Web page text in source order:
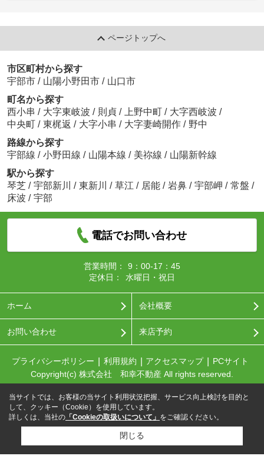
ページトップへ
市区町村から探す
宇部市 / 山陽小野田市 / 山口市
町名から探す
西小串 / 大字東岐波 / 則貞 / 上野中町 / 大字西岐波 /
中央町 / 東梶返 / 大字小串 / 大字妻崎開作 / 野中
路線から探す
宇部線 / 小野田線 / 山陽本線 / 美祢線 / 山陽新幹線
駅から探す
琴芝 / 宇部新川 / 東新川 / 草江 / 居能 / 岩鼻 / 宇部岬 / 常盤 /
床波 / 宇部
電話でお問い合わせ
営業時間：
9：00-17：45
定休日：
水曜日・祝日
ホーム 会社概要
お問い合わせ 来店予約
プライバシーポリシー 利用規約 アクセスマップ
PCサイト
Copyright(c) 株式会社 和幸不動産 All rights reserved.
当サイトでは、お客様の当サイト利用状況把握、サービス向上検討を目的と
して、クッキー（Cookie）を使用しています。
詳しくは、当社の 「Cookieの取扱いについて」 をご確認ください。
閉じる